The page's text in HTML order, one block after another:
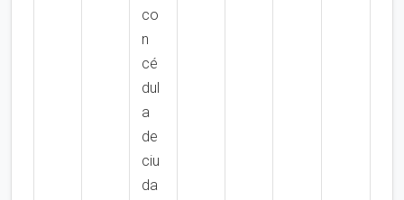
co
n
cé
dul
a
de
ciu
da